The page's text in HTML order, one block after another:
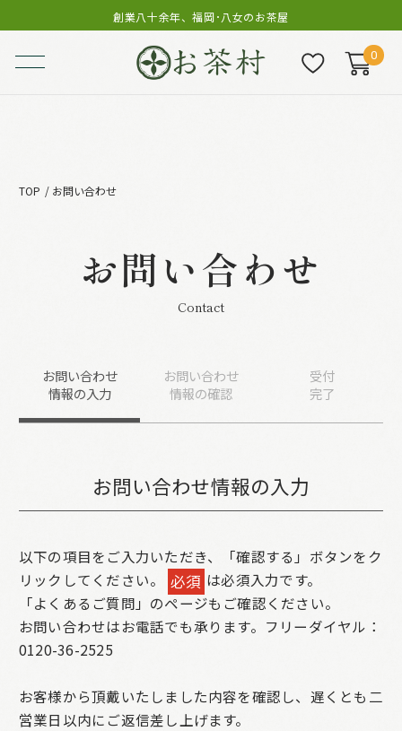
創業八十余年、福岡･八女のお茶屋
0
TOP お問い合わせ
お問い合わせ
Contact
お問い合わせ
情報の入力
お問い合わせ
情報の確認
受付
完了
お問い合わせ情報の入力
以下の項目をご入力いただき、「確認する」ボタンをク
リックしてください。
必須 は必須入力です。
「よくあるご質問」のページもご確認ください。
お問い合わせはお電話でも承ります。フリーダイヤル：
0120-36-2525
お客様から頂戴いたしました内容を確認し、遅くとも二
営業日以内にご返信差し上げます。